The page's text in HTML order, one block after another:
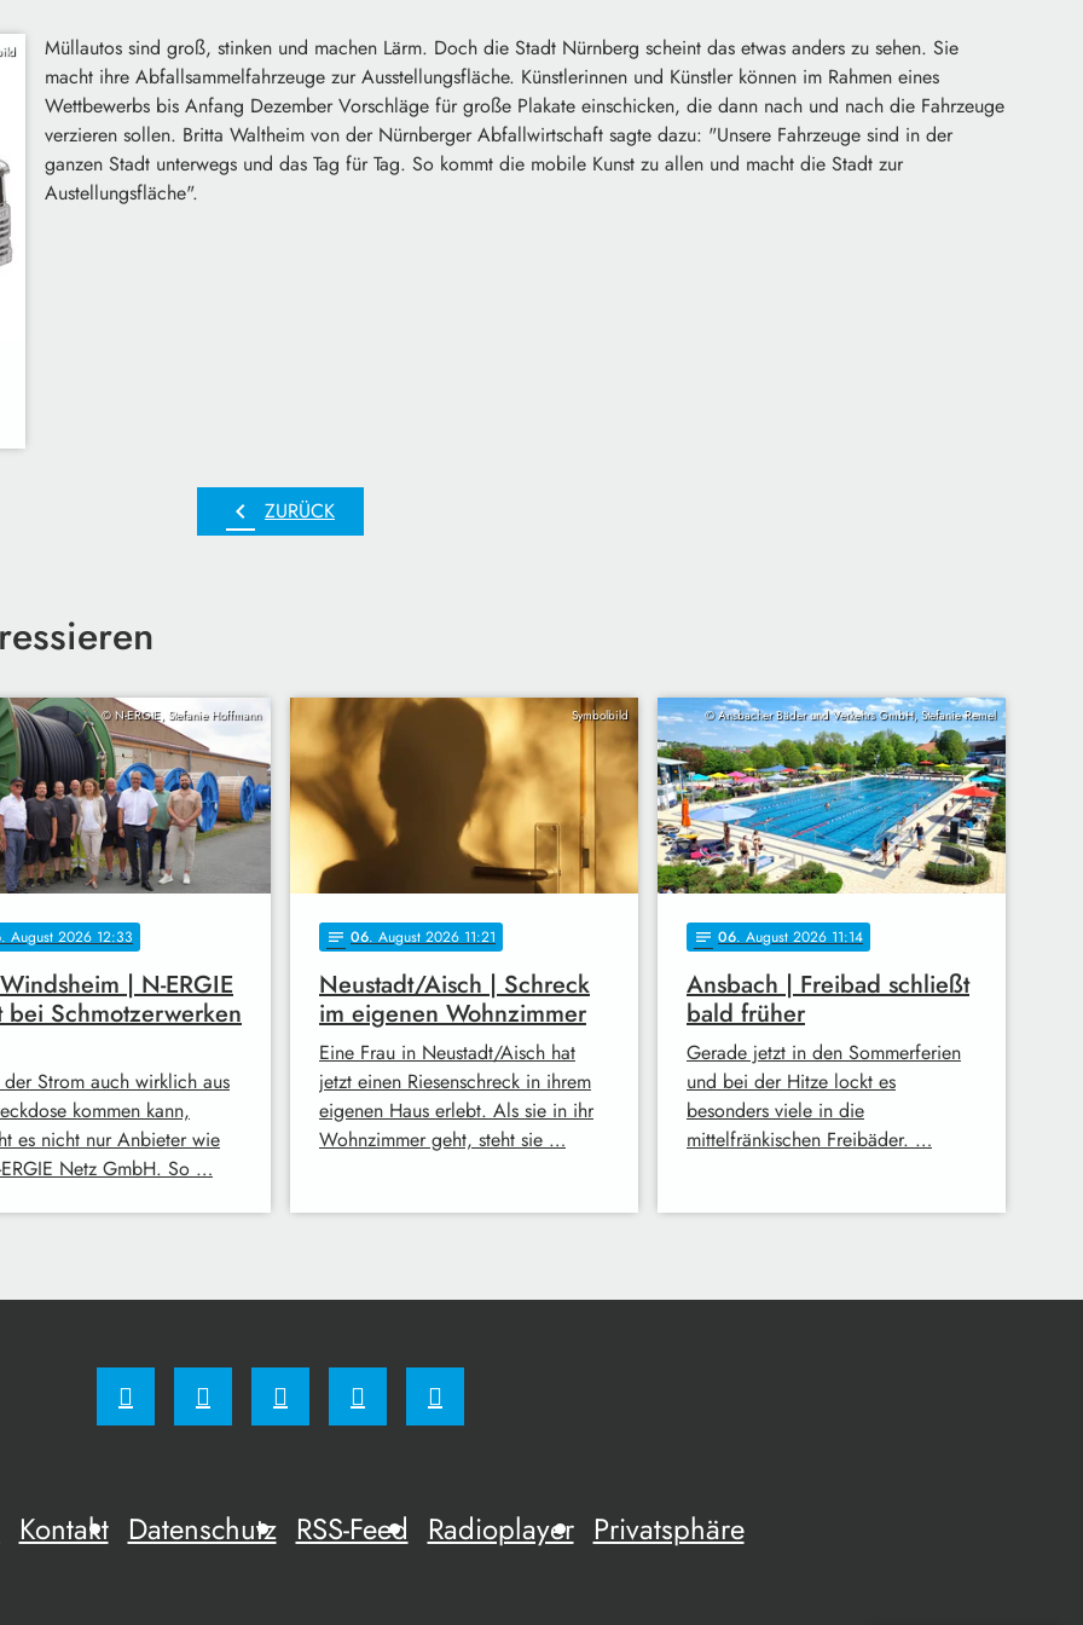
Müllautos sind groß, stinken und machen Lärm. Doch die Stadt Nürnberg scheint das etwas anders zu sehen. Sie
macht ihre Abfallsammelfahrzeuge zur Ausstellungsfläche. Künstlerinnen und Künstler können im Rahmen eines
Wettbewerbs bis Anfang Dezember Vorschläge für große Plakate einschicken, die dann nach und nach die Fahrzeuge
verzieren sollen. Britta Waltheim von der Nürnberger Abfallwirtschaft sagte dazu: "Unsere Fahrzeuge sind in der
ganzen Stadt unterwegs und das Tag für Tag. So kommt die mobile Kunst zu allen und macht die Stadt zur
Austellungsfläche".
chevron_left ZURÜCK
© N-ERGIE, Stefanie Hoffmann
. August 2026 12:33
| N-ERGIE
bei Schmotzerwerken
Strom auch wirklich aus
kommen kann,
es nicht nur Anbieter wie
Netz GmbH. So …
Symbolbild
notes 06. August 2026 11:21
Neustadt/Aisch | Schreck
im eigenen Wohnzimmer
Eine Frau in Neustadt/Aisch hat
jetzt einen Riesenschreck in ihrem
eigenen Haus erlebt. Als sie in ihr
Wohnzimmer geht, steht sie …
© Ansbacher Bäder und Verkehrs GmbH, Stefanie Remel
notes 06. August 2026 11:14
Ansbach | Freibad schließt
bald früher
Gerade jetzt in den Sommerferien
und bei der Hitze lockt es
besonders viele in die
mittelfränkischen Freibäder. …
Kontakt Datenschutz RSS-Feed Radioplayer Privatsphäre